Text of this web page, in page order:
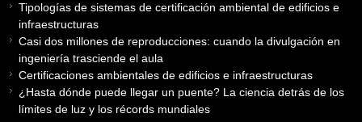
Tipologías de sistemas de certificación ambiental de edificios e
infraestructuras
Casi dos millones de reproducciones: cuando la divulgación en
ingeniería trasciende el aula
Certificaciones ambientales de edificios e infraestructuras
¿Hasta dónde puede llegar un puente? La ciencia detrás de los
límites de luz y los récords mundiales